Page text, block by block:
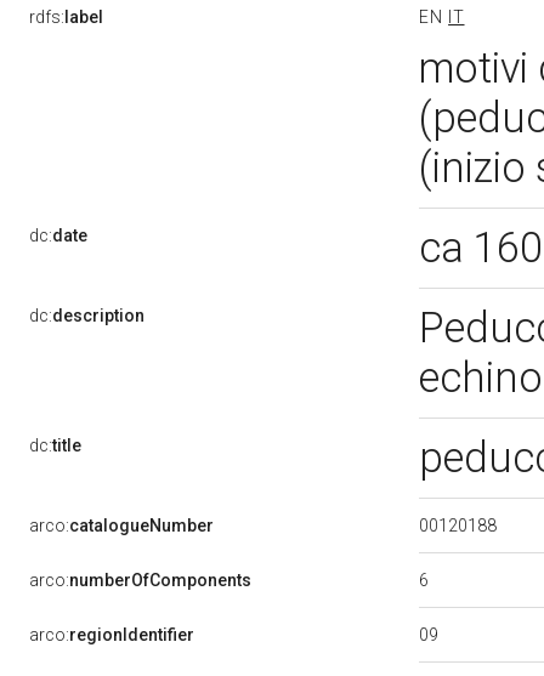
rdfs: label EN IT
motivi
(inizio
dc:date ca
dc:description
dc:title
arco:catalogueNumber 00120188
arco:numberOfComponents 6
arco:regionIdentifier 09